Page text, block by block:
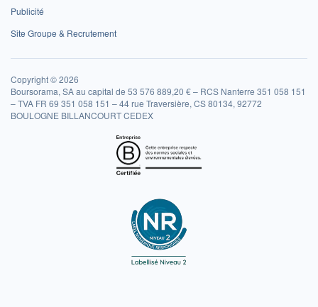
Publicité
Site Groupe & Recrutement
Copyright © 2026
Boursorama, SA au capital de 53 576 889,20 € – RCS Nanterre 351 058 151
– TVA FR 69 351 058 151 – 44 rue Traversière, CS 80134, 92772
BOULOGNE BILLANCOURT CEDEX